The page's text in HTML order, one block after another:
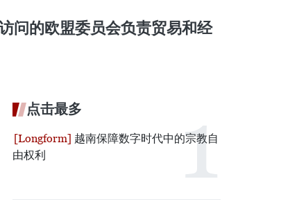
问的欧盟委员会负责贸易和经
点击最多
越南保障数字时代中的宗教自
由权利